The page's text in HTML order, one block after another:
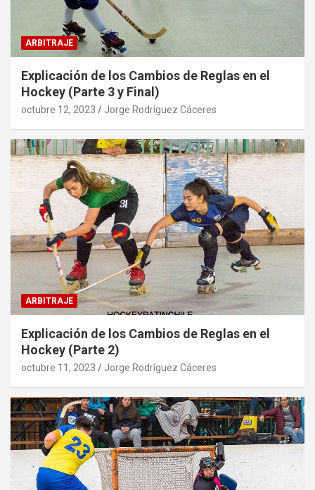
ARBITRAJE
Explicación de los Cambios de Reglas en el
Hockey (Parte 3 y Final)
octubre 12, 2023 Jorge Rodríguez Cáceres
ARBITRAJE
Explicación de los Cambios de Reglas en el
Hockey (Parte 2)
octubre 11, 2023 Jorge Rodríguez Cáceres